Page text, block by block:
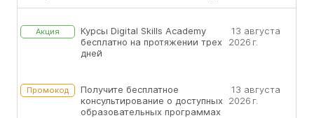
Акция
Курсы Digital Skills Academy
бесплатно на протяжении трех
дней
13 августа
2026 г.
Промокод
Получите бесплатное
консультирование о доступных
образовательных программах
13 августа
2026 г.